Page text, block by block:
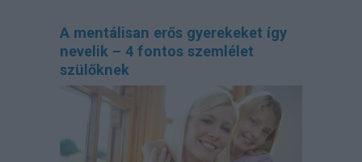
A mentálisan erős gyerekeket így
nevelik – 4 fontos szemlélet
szülőknek